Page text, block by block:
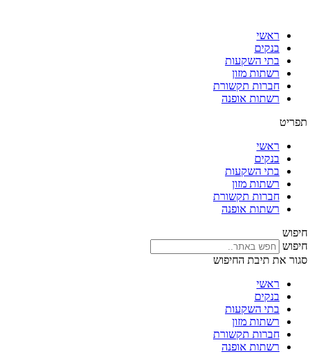
ראשי
בנקים
בתי השקעות
רשתות מזון
חברות תקשורת
רשתות אופנה
תפריט
ראשי
בנקים
בתי השקעות
רשתות מזון
חברות תקשורת
רשתות אופנה
חיפוש
חיפוש
סגור את תיבת החיפוש
ראשי
בנקים
בתי השקעות
רשתות מזון
חברות תקשורת
רשתות אופנה